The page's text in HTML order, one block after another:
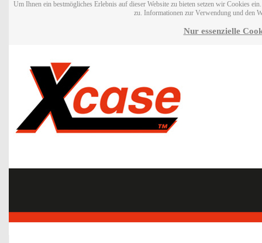
Um Ihnen ein bestmögliches Erlebnis auf dieser Website zu bieten setzen wir Cookies
zu. Informationen zur Verwendung und den
Nur essenzielle